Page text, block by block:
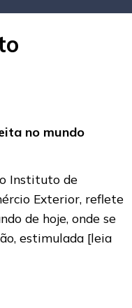
no mundo
Instituto de
Exterior, reflete
de hoje, onde se
estimulada [leia